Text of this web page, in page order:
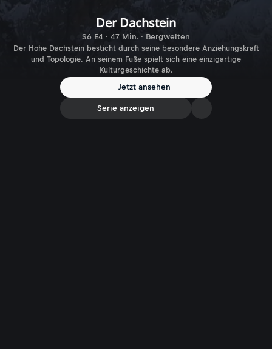
Der Dachstein
S6 E4 · 47 Min. · Bergwelten
Der Hohe Dachstein besticht durch seine besondere Anziehungskraft
und Topologie. An seinem Fuße spielt sich eine einzigartige
Kulturgeschichte ab.
Jetzt ansehen
Serie anzeigen